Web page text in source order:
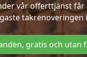
vår offerttjänst får
takrenoveringen
gratis och utan